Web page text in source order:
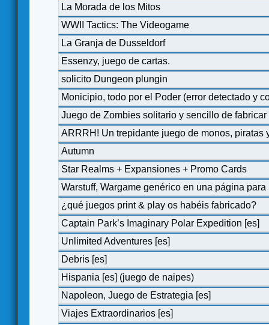
La Morada de los Mitos
WWII Tactics: The Videogame
La Granja de Dusseldorf
Essenzy, juego de cartas.
solicito Dungeon plungin
Monicipio, todo por el Poder (error detectado y
Juego de Zombies solitario y sencillo de fabricar
ARRRH! Un trepidante juego de monos, piratas
Autumn
Star Realms + Expansiones + Promo Cards
Warstuff, Wargame genérico en una página
¿qué juegos print & play os habéis fabricado?
Captain Park’s Imaginary Polar Expedition [es]
Unlimited Adventures [es]
Debris [es]
Hispania [es] (juego de naipes)
Napoleon, Juego de Estrategia [es]
Viajes Extraordinarios [es]